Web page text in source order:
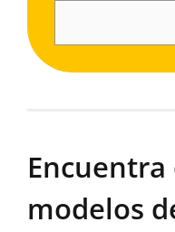
Encuentra
modelos